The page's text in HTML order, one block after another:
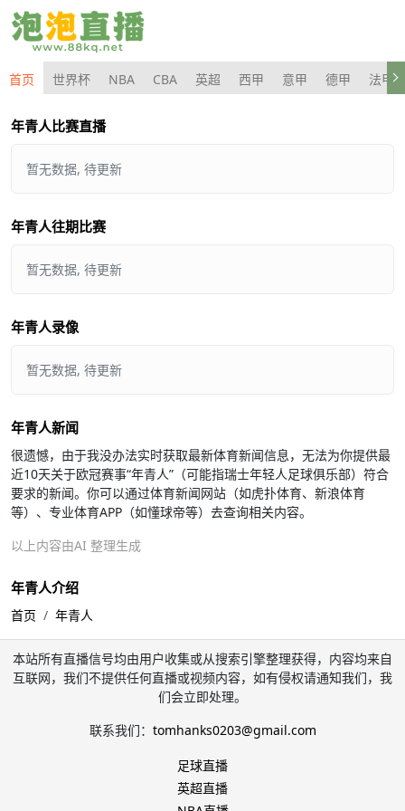
首页 世界杯 NBA CBA 英超 西甲 意甲 德甲 法甲
年青人比赛直播
暂无数据, 待更新
年青人往期比赛
暂无数据, 待更新
年青人录像
暂无数据, 待更新
年青人新闻
很遗憾，由于我没办法实时获取最新体育新闻信息，无法为你提供最
近10天关于欧冠赛事“年青人”（可能指瑞士年轻人足球俱乐部）符合
要求的新闻。你可以通过体育新闻网站（如虎扑体育、新浪体育
等）、专业体育APP（如懂球帝等）去查询相关内容。
以上内容由AI 整理生成
年青人介绍
首页 年青人
本站所有直播信号均由用户收集或从搜索引擎整理获得，内容均来自
互联网，我们不提供任何直播或视频内容，如有侵权请通知我们，我
们会立即处理。
联系我们： tomhanks0203@gmail.com
足球直播
英超直播